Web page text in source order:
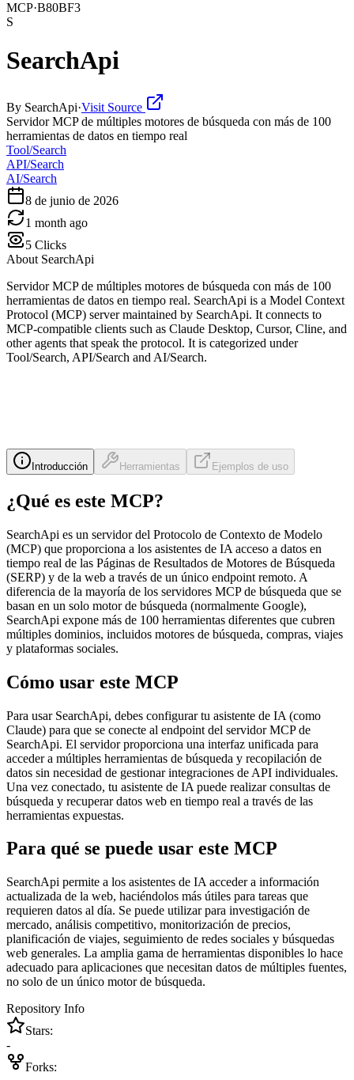
MCP·B80BF3
S
SearchApi
By SearchApi·Visit Source
Servidor MCP de múltiples motores de búsqueda con más de 100
herramientas de datos en tiempo real
Tool/Search
API/Search
AI/Search
8 de junio de 2026
1 month ago
5 Clicks
About SearchApi
Servidor MCP de múltiples motores de búsqueda con más de 100
herramientas de datos en tiempo real. SearchApi is a Model Context
Protocol (MCP) server maintained by SearchApi. It connects to
MCP-compatible clients such as Claude Desktop, Cursor, Cline, and
other agents that speak the protocol. It is categorized under
Tool/Search, API/Search and AI/Search.
Introducción Herramientas Ejemplos de uso
¿Qué es este MCP?
SearchApi es un servidor del Protocolo de Contexto de Modelo
(MCP) que proporciona a los asistentes de IA acceso a datos en
tiempo real de las Páginas de Resultados de Motores de Búsqueda
(SERP) y de la web a través de un único endpoint remoto. A
diferencia de la mayoría de los servidores MCP de búsqueda que se
basan en un solo motor de búsqueda (normalmente Google),
SearchApi expone más de 100 herramientas diferentes que cubren
múltiples dominios, incluidos motores de búsqueda, compras, viajes
y plataformas sociales.
Cómo usar este MCP
Para usar SearchApi, debes configurar tu asistente de IA (como
Claude) para que se conecte al endpoint del servidor MCP de
SearchApi. El servidor proporciona una interfaz unificada para
acceder a múltiples herramientas de búsqueda y recopilación de
datos sin necesidad de gestionar integraciones de API individuales.
Una vez conectado, tu asistente de IA puede realizar consultas de
búsqueda y recuperar datos web en tiempo real a través de las
herramientas expuestas.
Para qué se puede usar este MCP
SearchApi permite a los asistentes de IA acceder a información
actualizada de la web, haciéndolos más útiles para tareas que
requieren datos al día. Se puede utilizar para investigación de
mercado, análisis competitivo, monitorización de precios,
planificación de viajes, seguimiento de redes sociales y búsquedas
web generales. La amplia gama de herramientas disponibles lo hace
adecuado para aplicaciones que necesitan datos de múltiples fuentes,
no solo de un único motor de búsqueda.
Repository Info
Stars:
-
Forks: